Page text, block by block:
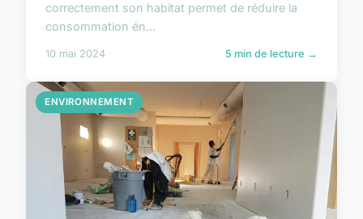
correctement son habitat permet de réduire la
consommation én...
10 mai 2024 5 min de lecture →
ENVIRONNEMENT